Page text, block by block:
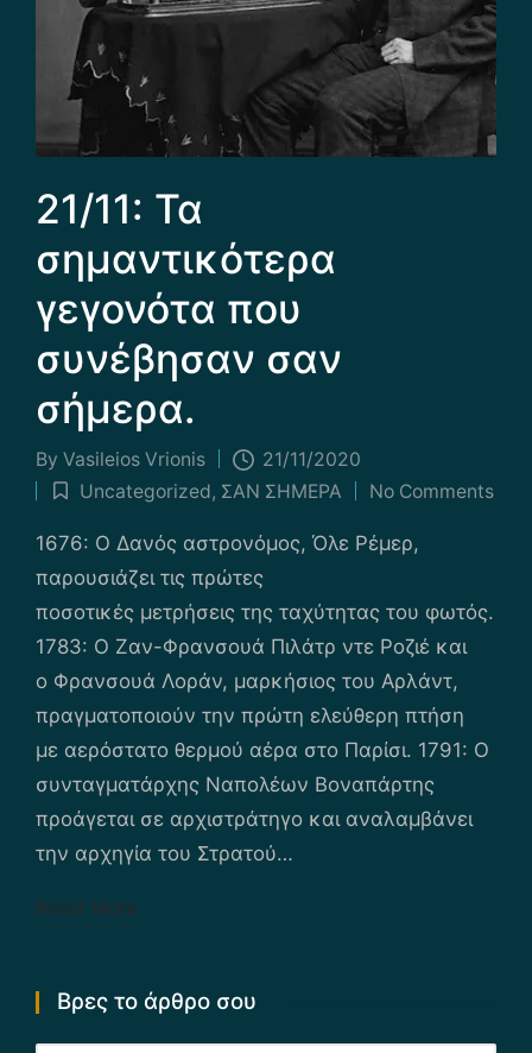
21/11: Τα
σημαντικότερα
γεγονότα που
συνέβησαν σαν
σήμερα.
Posted
by
By Vasileios Vrionis 21/11/2020
Posted
in
Uncategorized, ΣΑΝ ΣΗΜΕΡΑ No Comments
1676: Ο Δανός αστρονόμος, Όλε Ρέμερ,
παρουσιάζει τις πρώτες
ποσοτικές μετρήσεις της ταχύτητας του φωτός.
1783: Ο Ζαν-Φρανσουά Πιλάτρ ντε Ροζιέ και
ο Φρανσουά Λοράν, μαρκήσιος του Αρλάντ,
πραγματοποιούν την πρώτη ελεύθερη πτήση
με αερόστατο θερμού αέρα στο Παρίσι. 1791: Ο
συνταγματάρχης Ναπολέων Βοναπάρτης
προάγεται σε αρχιστράτηγο και αναλαμβάνει
την αρχηγία του Στρατού…
Read More
Βρες το άρθρο σου